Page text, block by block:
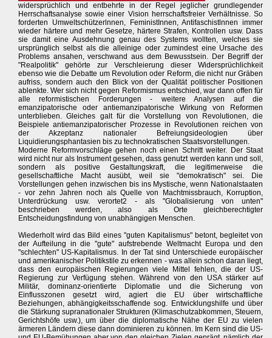
widersprüchlich und entbehrte in der Regel jeglicher grundlegender
Herrschaftsanalyse sowie einer Vision herrschaftsfreier Verhältnisse. So
forderten Umweltschützerlnnen, FeministInnen, Antifaschistlnnen immer
wieder härtere und mehr Gesetze, härtere Strafen, Kontrollen usw. Dass
sie damit eine Ausdehnung genau des Systems wollten, welches sie
ursprünglich selbst als die alleinige oder zumindest eine Ursache des
Problems ansahen, verschwand aus dem Bewusstsein. Der Begriff der
"Realpolitik" gehörte zur Verschleierung dieser Widersprüchlichkeit
ebenso wie die Debatte um Revolution oder Reform, die nicht nur Gräben
aufriss, sondern auch den Blick von der Qualität politischer Positionen
ablenkte. Wer sich nicht gegen Reformismus entschied, war dann offen für
alle reformistischen Forderungen - weitere Analysen auf die
emanzipatorische oder antiemanzipatorische Wirkung von Reformen
unterblieben. Gleiches galt für die Vorstellung von Revolutionen, die
Beispiele antiemanzipatorischer Prozesse in Revolutionen reichen von
der Akzeptanz nationaler Befreiungsideologien über
Liquidierungsphantasien bis zu technokratischen Staatsvorstellungen.
Moderne Reformvorschläge gehen noch einen Schritt weiter. Der Staat
wird nicht nur als Instrument gesehen, dass genutzt werden kann und soll,
sondern als positive Gestaltungskraft, die legitimerweise die
gesellschaftliche Macht ausübt, weil sie "demokratisch" sei. Die
Vorstellungen gehen inzwischen bis ins Mystische, wenn Nationalstaaten
- vor zehn Jahren noch als Quelle von Machtmissbrauch, Korruption,
Unterdrückung usw. verortet2 - als "Globalisierung von unten"
beschrieben werden, also als Orte gleichberechtigter
Entscheidungsfindung von unabhängigen Menschen.
Wiederholt wird das Bild eines "guten Kapitalismus" betont, begleitet von
der Aufteilung in die "gute" aufstrebende Weltmacht Europa und den
"schlechten" US-Kapitalismus. In der Tat sind Unterschiede europäischer
und amerikanischer Politikstile zu erkennen - was allein schon daran liegt,
dass den europäischen Regierungen viele Mittel fehlen, die der US-
Regierung zur Verfügung stehen. Während von den USA stärker auf
Militär, dominanz-orientierte Diplomatie und die Sicherung von
Einflusszonen gesetzt wird, agiert die EU über wirtschaftliche
Beziehungen, abhängigkeitsschaffende sog. Entwicklungshilfe und über
die Stärkung supranationaler Strukturen (Klimaschutzabkommen, Steuern,
Gerichtshöfe usw.), um über die diplomatische Nähe der EU zu vielen
ärmeren Ländern diese dann dominieren zu können. Im Kern sind die US-